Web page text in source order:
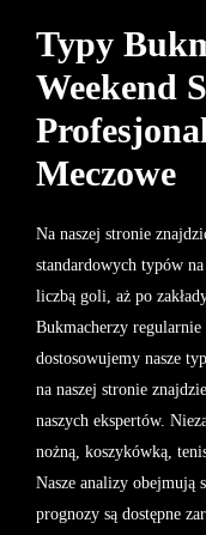
Typy
Weekend
Meczowe
Na naszej stronie
standardowych typów
liczbą goli, aż po
Bukmacherzy
dostosowujemy nasze
na naszej stronie
naszych ekspertów.
nożną, koszykówką,
Nasze analizy obejmują
prognozy są dostępne